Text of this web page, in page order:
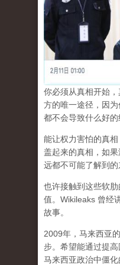
你必须从真相开始
方的唯一途径，因
都不会导致什么好的
能让权力害怕的真
盖起来的真相，如
远都不可能了解到的
也许接触到这些软
值。Wikileaks 曾经
故事。
2009年，马来西亚
步。希望能通过提
马来西亚政治中僵